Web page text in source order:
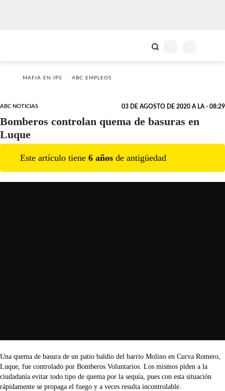
MAFIA EN IPS ABC EMPLEOS
ABC NOTICIAS 03 DE AGOSTO DE 2020 A LA - 08:29
Bomberos controlan quema de basuras en
Luque
Este artículo tiene 6 años de antigüedad
Una quema de basura de un patio baldío del barrio Molino en Curva Romero,
Luque, fue controlado por Bomberos Voluntarios. Los mismos piden a la
ciudadanía evitar todo tipo de quema por la sequía, pues con esta situación
rápidamente se propaga el fuego y a veces resulta incontrolable.